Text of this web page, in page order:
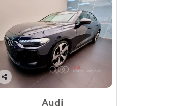
Co
Audi